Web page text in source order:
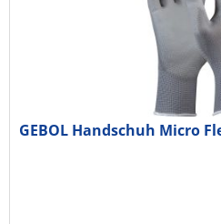
GEBOL Handschuh Micro